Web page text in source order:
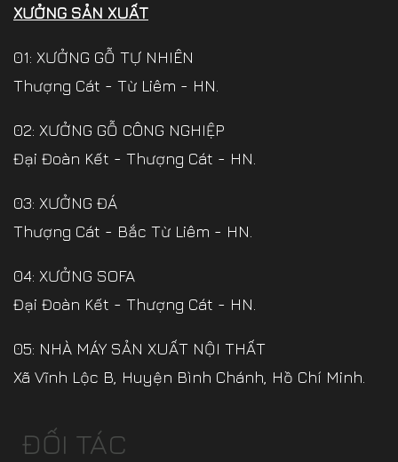
XƯỞNG SẢN XUẤT
01: XƯỞNG GỖ TỰ NHIÊN
Thượng Cát - Từ Liêm - HN.
02: XƯỞNG GỖ CÔNG NGHIỆP
Đại Đoàn Kết - Thượng Cát - HN.
03: XƯỞNG ĐÁ
Thượng Cát - Bắc Từ Liêm - HN.
04: XƯỞNG SOFA
Đại Đoàn Kết - Thượng Cát - HN.
05: NHÀ MÁY SẢN XUẤT NỘI THẤT
Xã Vĩnh Lộc B, Huyện Bình Chánh, Hồ Chí Minh.
ĐỐI TÁC